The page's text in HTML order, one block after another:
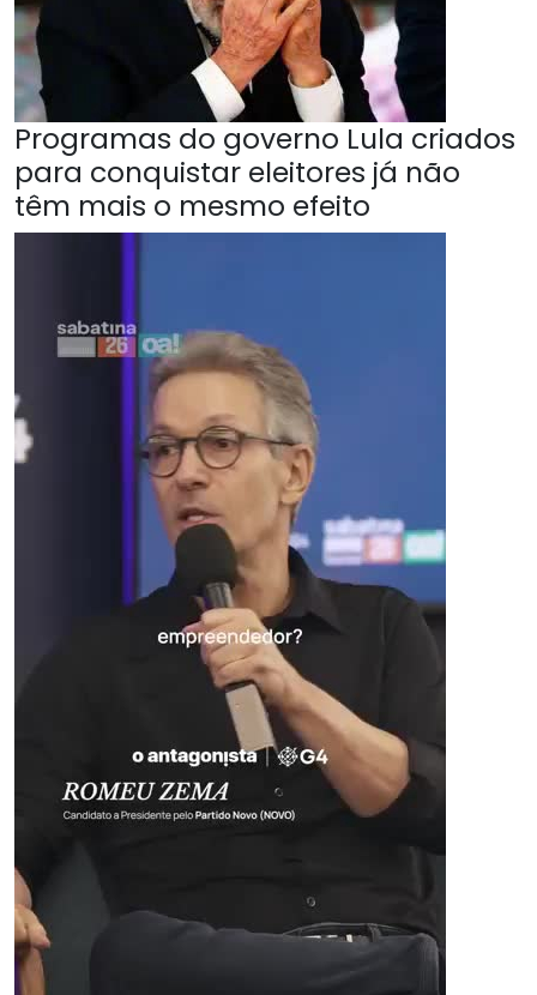
Programas do governo Lula criados
para conquistar eleitores já não
têm mais o mesmo efeito